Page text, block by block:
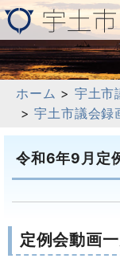
ホーム > 宇土市
>宇土市議会録
令和6年9月定
定例会動画